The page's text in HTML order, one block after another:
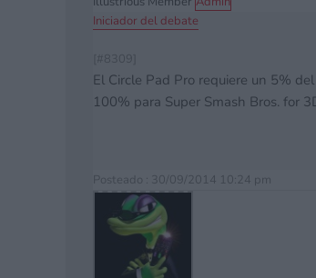
Iniciador del debate
[#8309]
El Circle Pad Pro requiere un 5%
100% para Super Smash Bros. for
Posteado : 30/09/2014 10:24 pm